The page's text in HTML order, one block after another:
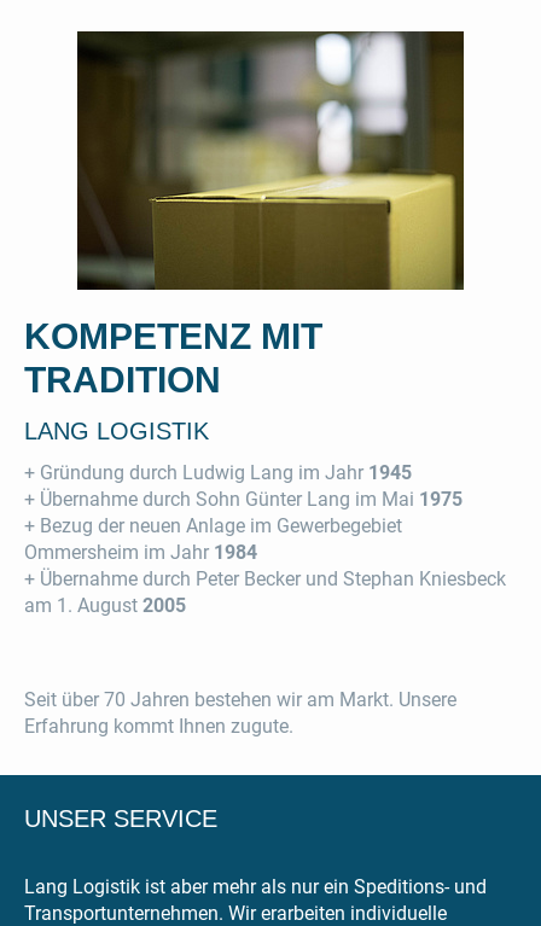
KOMPETENZ MIT
TRADITION
LANG LOGISTIK
+ Gründung durch Ludwig Lang im Jahr 1945
+ Übernahme durch Sohn Günter Lang im Mai 1975
+ Bezug der neuen Anlage im Gewerbegebiet
Ommersheim im Jahr 1984
+ Übernahme durch Peter Becker und Stephan Kniesbeck
am 1. August 2005
Seit über 70 Jahren bestehen wir am Markt. Unsere
Erfahrung kommt Ihnen zugute.
UNSER SERVICE
Lang Logistik ist aber mehr als nur ein Speditions- und
Transportunternehmen. Wir erarbeiten individuelle